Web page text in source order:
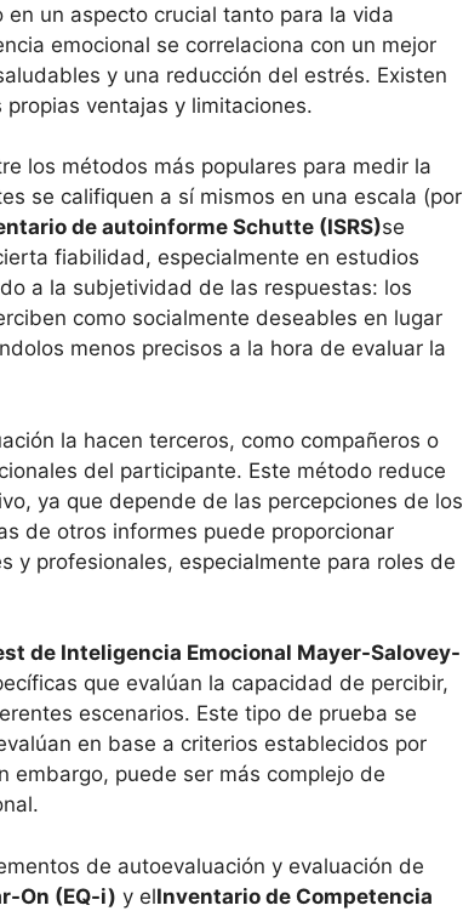
un aspecto crucial tanto para la vida
emocional se correlaciona con un mejor
y una reducción del estrés. Existen
ventajas y limitaciones.
los métodos más populares para medir la
se califiquen a sí mismos en una escala (por
de autoinforme Schutte (ISRS)se
fiabilidad, especialmente en estudios
a la subjetividad de las respuestas: los
como socialmente deseables en lugar
menos precisos a la hora de evaluar la
la hacen terceros, como compañeros o
del participante. Este método reduce
ya que depende de las percepciones de los
de otros informes puede proporcionar
y profesionales, especialmente para roles de
de Inteligencia Emocional Mayer-Salovey-
que evalúan la capacidad de percibir,
escenarios. Este tipo de prueba se
en base a criterios establecidos por
embargo, puede ser más complejo de
de autoevaluación y evaluación de
On (EQ-i) y elInventario de Competencia